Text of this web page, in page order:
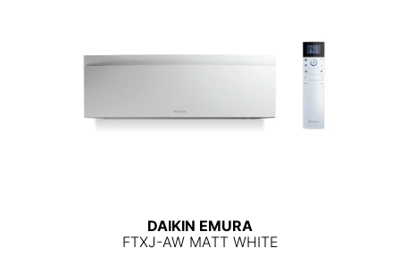
DAIKIN EMURA
FTXJ-AW MATT WHITE